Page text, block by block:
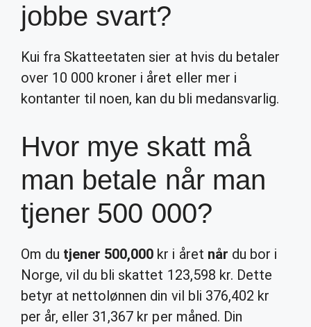
jobbe svart?
Kui fra Skatteetaten sier at hvis du betaler
over 10 000 kroner i året eller mer i
kontanter til noen, kan du bli medansvarlig.
Hvor mye skatt må
man betale når man
tjener 500 000?
Om du tjener 500,000 kr i året når du bor i
Norge, vil du bli skattet 123,598 kr. Dette
betyr at nettolønnen din vil bli 376,402 kr
per år, eller 31,367 kr per måned. Din